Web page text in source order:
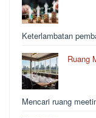
Keterlambatan
Ruang
Mencari ruang